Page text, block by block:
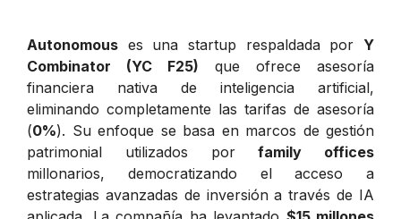
Autonomous es una startup respaldada por Y
Combinator (YC F25) que ofrece asesoría
financiera nativa de inteligencia artificial,
eliminando completamente las tarifas de asesoría
(0%). Su enfoque se basa en marcos de gestión
patrimonial utilizados porfamily offices
millonarios, democratizando el acceso a
estrategias avanzadas de inversión a través de IA